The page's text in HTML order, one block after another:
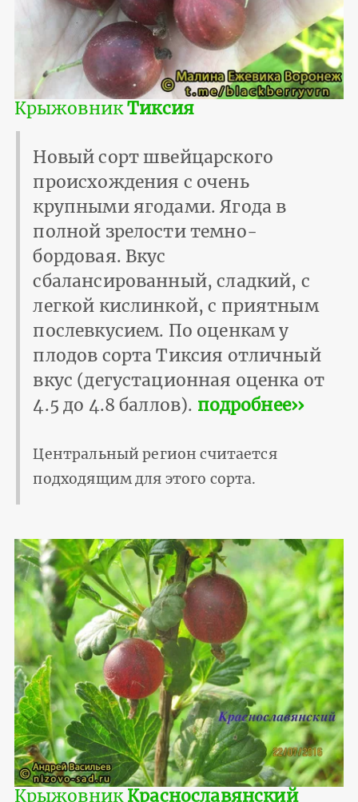
КрыжовникТиксия
Новый сорт швейцарского
происхождения с очень
крупными ягодами. Ягода в
полной зрелости темно-
бордовая. Вкус
сбалансированный, сладкий, с
легкой кислинкой, с приятным
послевкусием. По оценкам у
плодов сорта Тиксия отличный
вкус (дегустационная оценка от
4.5 до 4.8 баллов). подробнее››
Центральный регион считается
подходящим для этого сорта.
КрыжовникКраснославянский